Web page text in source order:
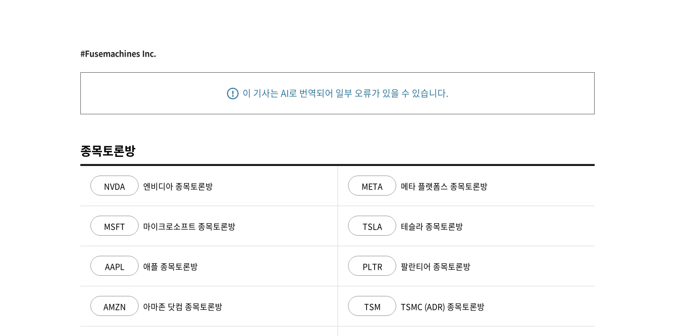
#Fusemachines Inc.
이 기사는 AI로 번역되어 일부 오류가 있을 수 있습니다.
종목토론방
NVDA 엔비디아 종목토론방
MSFT 마이크로소프트 종목토론방
AAPL 애플 종목토론방
AMZN 아마존 닷컴 종목토론방
META 메타 플랫폼스 종목토론방
TSLA 테슬라 종목토론방
PLTR 팔란티어 종목토론방
TSM TSMC (ADR) 종목토론방